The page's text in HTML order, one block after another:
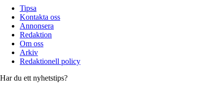
Tipsa
Kontakta oss
Annonsera
Redaktion
Om oss
Arkiv
Redaktionell policy
Har du ett nyhetstips?